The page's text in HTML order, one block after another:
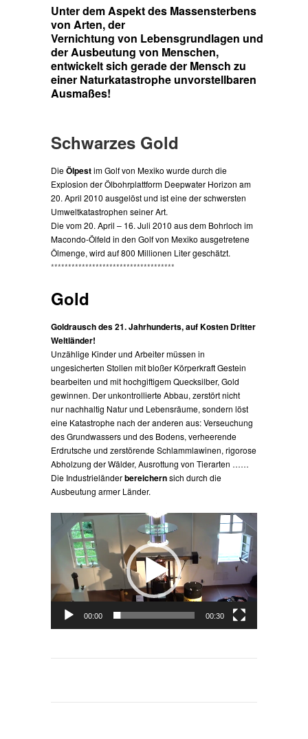
Unter dem Aspekt des Massensterbens
von Arten, der
Vernichtung von Lebensgrundlagen und
der Ausbeutung von Menschen,
entwickelt sich gerade der Mensch zu
einer Naturkatastrophe unvorstellbaren
Ausmaßes!
Schwarzes Gold
DieÖlpestim Golf von Mexiko wurde durch die
Explosion der Ölbohrplattform Deepwater Horizon am
20. April 2010 ausgelöst und ist eine der schwersten
Umweltkatastrophen seiner Art.
Die vom 20. April – 16. Juli 2010 aus dem Bohrloch im
Macondo-Ölfeld in den Golf von Mexiko ausgetretene
Ölmenge, wird auf 800 Millionen Liter geschätzt.
************************************
Gold
Goldrausch des 21. Jahrhunderts, auf Kosten Dritter
Weltländer!
Unzählige Kinder und Arbeiter müssen in
ungesicherten Stollen mit bloßer Körperkraft Gestein
bearbeiten und mit hochgiftigem Quecksilber, Gold
gewinnen. Der unkontrollierte Abbau, zerstört nicht
nur nachhaltig Natur und Lebensräume, sondern löst
eine Katastrophe nach der anderen aus: Verseuchung
des Grundwassers und des Bodens, verheerende
Erdrutsche und zerstörende Schlammlawinen, rigorose
Abholzung der Wälder, Ausrottung von Tierarten ……
Die Industrieländerbereichernsich durch die
Ausbeutung armer Länder.
Video-
Player
00:00 00:30